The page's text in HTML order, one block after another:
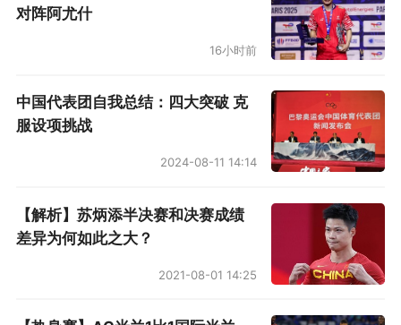
对阵阿尤什
16小时前
中国代表团自我总结：四大突破 克
服设项挑战
2024-08-11 14:14
【解析】苏炳添半决赛和决赛成绩
差异为何如此之大？
2021-08-01 14:25